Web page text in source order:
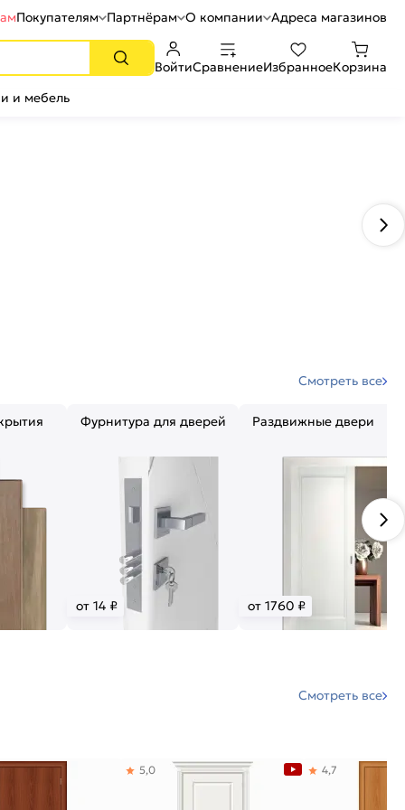
Покупателям Партнёрам О компании Адреса магазинов
ВойтиСравнениеИзбранноеКорзина
и мебель
Смотреть все
Фурнитура для дверей
от 14 ₽
Раздвижные двери
от 1760 ₽
Смотреть все
5,0 4,7